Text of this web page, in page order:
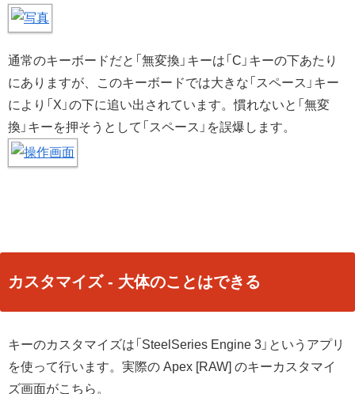
通常のキーボードだと「無変換」キーは「C」キーの下あたり
にありますが、このキーボードでは大きな「スペース」キー
により「X」の下に追い出されています。慣れないと「無変
換」キーを押そうとして「スペース」を誤爆します。
カスタマイズ - 大体のことはできる
キーのカスタマイズは「SteelSeries Engine 3」というアプリ
を使って行います。実際の Apex [RAW] のキーカスタマイ
ズ画面がこちら。